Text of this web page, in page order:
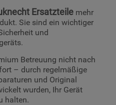
Ersatzteile mehr
Sie sind ein wichtiger
und
Betreuung nicht nach
– durch regelmäßige
und Original
wurden, Ihr Gerät
halten.